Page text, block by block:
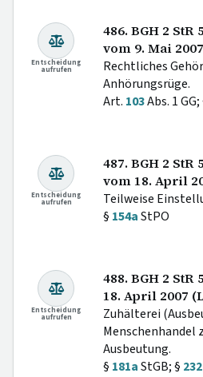
Entscheidung
aufrufen
486. BGH 2 StR
vom 9. Mai 2007
Rechtliches
Anhörungsrüge.
Art. 103Abs. 1 GG;
Entscheidung
aufrufen
487. BGH 2 StR
vom 18. April
Teilweise
§ 154aStPO
Entscheidung
aufrufen
488. BGH 2
18. April 2007
Zuhälterei
Menschenhandel
Ausbeutung.
§ 181aStGB; § 232